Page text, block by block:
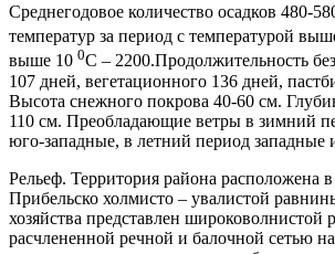
Среднегодовое количество осадков 480-
температур за период с температурой
выше 10 0С – 2200.Продолжительность
107 дней, вегетационного 136 дней,
Высота снежного покрова 40-60 см.
110 см. Преобладающие ветры в зимний
юго-западные, в летний период западные
Рельеф. Территория района расположена
Прибельско холмисто – увалистой
хозяйства представлен широковолнистой
расчлененной речной и балочной сетью